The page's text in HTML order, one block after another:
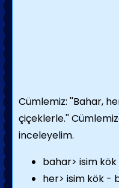
Cümlemiz: ''Bahar,
çiçeklerle.''
inceleyelim.
bahar> isim
her> isim kök -